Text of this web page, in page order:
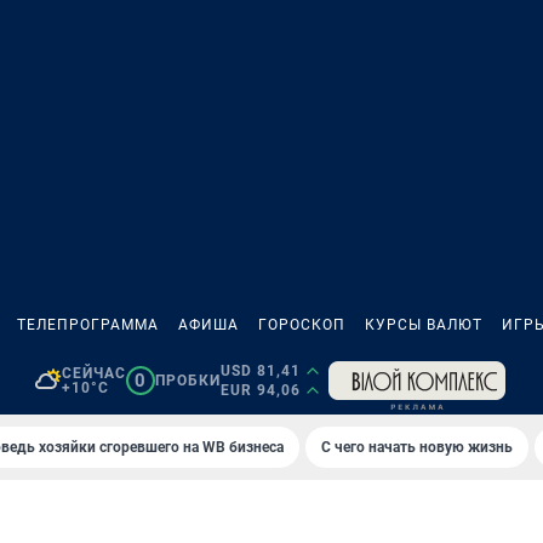
ТЕЛЕПРОГРАММА АФИША ГОРОСКОП КУРСЫ ВАЛЮТ
СЕЙЧАС
+10°C
0 ПРОБКИ
USD 81,41
EUR 94,06
хозяйки сгоревшего на WB бизнеса С чего начать новую жизнь